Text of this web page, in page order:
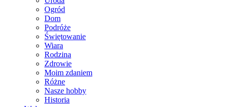
Ogród
Dom
Podróże
Świętowanie
Wiara
Rodzina
Zdrowie
Moim zdaniem
Różne
Nasze hobby
Historia